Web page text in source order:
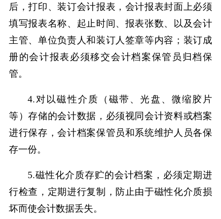
后，打印、装订会计报表，会计报表封面上必须
填写报表名称、起止时间、报表张数、以及会计
主管、单位负责人和装订人签章等内容；装订成
册的会计报表必须移交会计档案保管员归档保
管。
4.对以磁性介质（磁带、光盘、微缩胶片
等）存储的会计数据，必须视同会计资料或档案
进行保存，会计档案保管员和系统维护人员各保
存一份。
5.磁性化介质存贮的会计档案，必须定期进
行检查，定期进行复制，防止由于磁性化介质损
坏而使会计数据丢失。